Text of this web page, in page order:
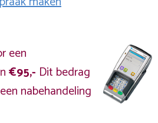
een
€95,- Dit bedrag
nabehandeling